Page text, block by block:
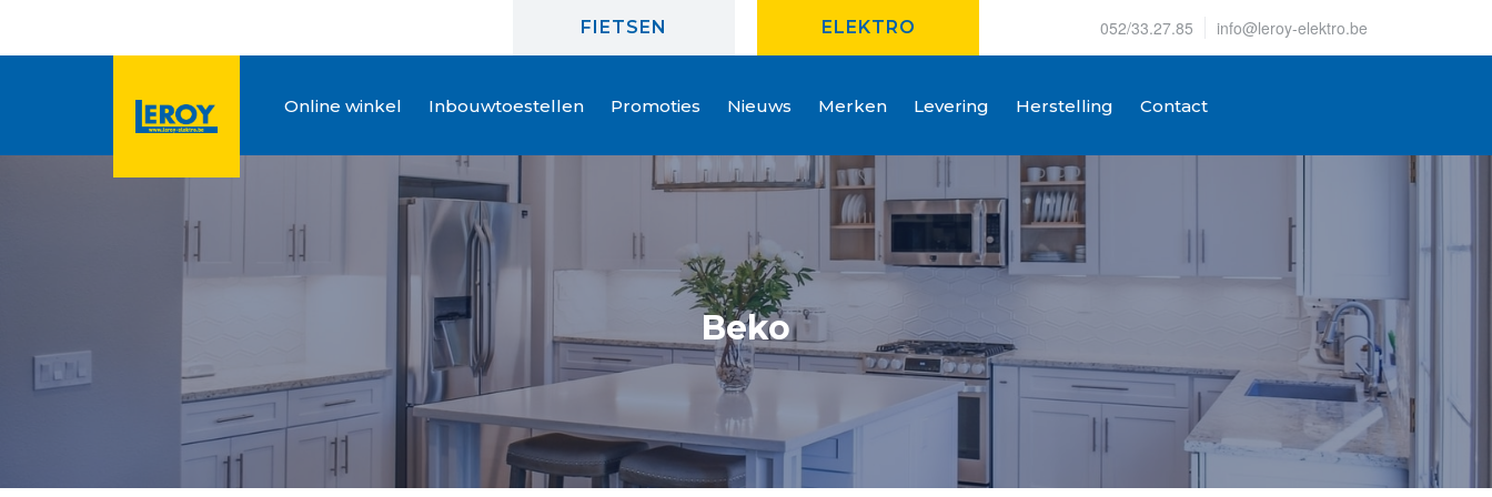
FIETSEN ELEKTRO 052/33.27.85 info@leroy-elektro.be
Online winkel Inbouwtoestellen Promoties Nieuws Merken Levering Herstelling Contact
Beko